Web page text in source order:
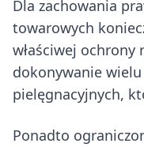
Dla zachowania
towarowych
właściwej ochrony
dokonywanie
pielęgnacyjnych,
Ponadto